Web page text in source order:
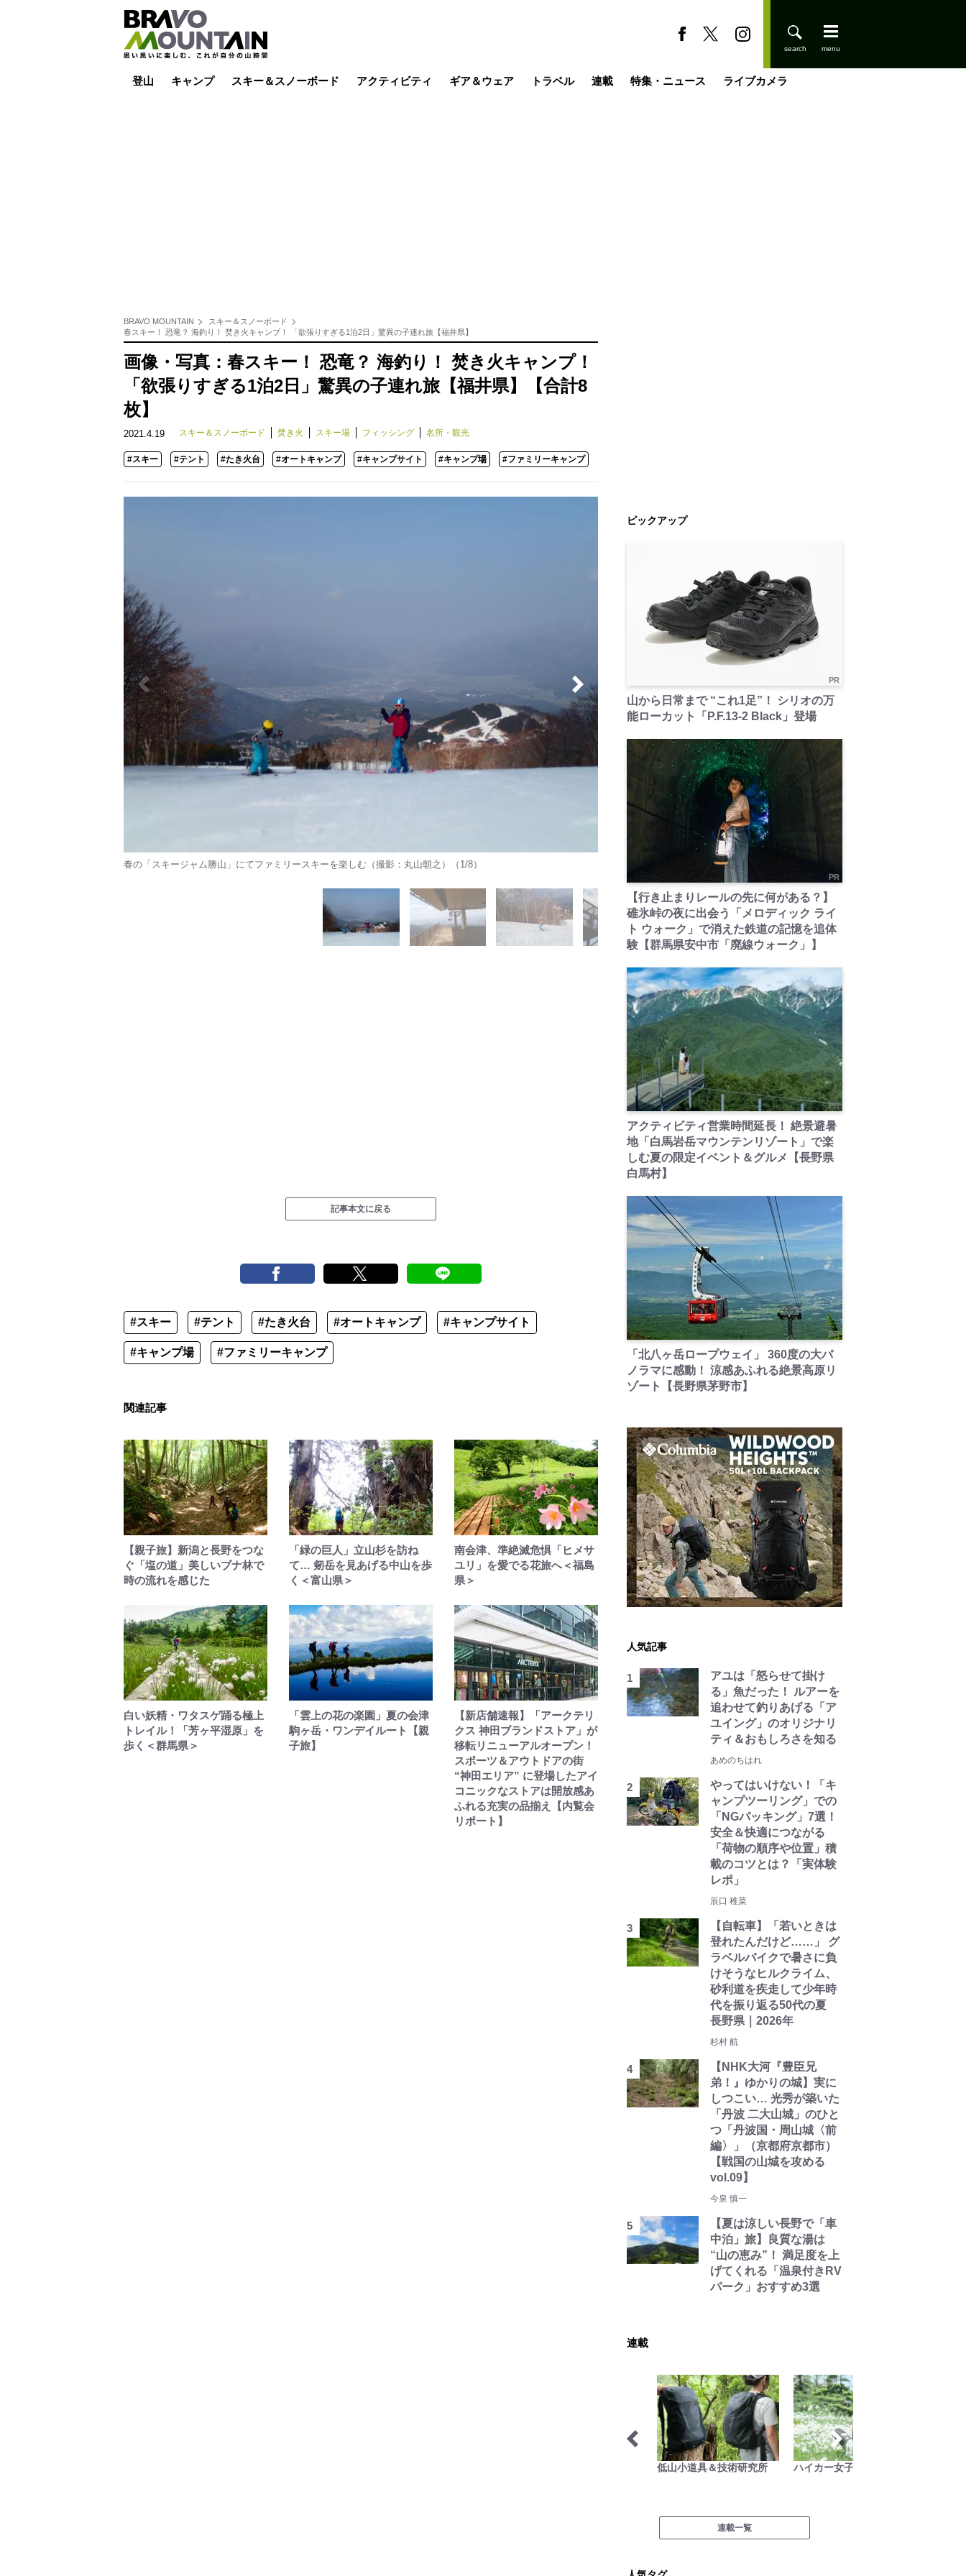
登山 キャンプ スキー＆スノーボード アクティビティ ギア＆ウェア トラベル 連載 特集・ニュース ライブカメラ
BRAVO MOUNTAIN
スキー＆スノーボード
春スキー！ 恐竜？ 海釣り！ 焚き火キャンプ！ 「欲張りすぎる1泊2日」驚異の子連れ旅【福井県】
画像・写真：春スキー！ 恐竜？ 海釣り！ 焚き火キャンプ！
「欲張りすぎる1泊2日」驚異の子連れ旅【福井県】【合計8
枚】
2021.4.19 スキー＆スノーボード 焚き火 スキー場 フィッシング 名所・観光
#スキー #テント #たき火台 #オートキャンプ #キャンプサイト #キャンプ場 #ファミリーキャンプ
春の「スキージャム勝山」にてファミリースキーを楽しむ（撮影：丸山朝之）（1/8）
記事本文に戻る
#スキー #テント #たき火台 #オートキャンプ #キャンプサイト
#キャンプ場 #ファミリーキャンプ
関連記事
【親子旅】新潟と長野をつな
ぐ「塩の道」美しいブナ林で
時の流れを感じた
「緑の巨人」立山杉を訪ね
て… 剱岳を見あげる中山を歩
く＜富山県＞
南会津、準絶滅危惧「ヒメサ
ユリ」を愛でる花旅へ＜福島
県＞
白い妖精・ワタスゲ踊る極上
トレイル！「芳ヶ平湿原」を
歩く＜群馬県＞
「雲上の花の楽園」夏の会津
駒ヶ岳・ワンデイルート【親
子旅】
【新店舗速報】「アークテリ
クス 神田ブランドストア」が
移転リニューアルオープン！
スポーツ＆アウトドアの街
“神田エリア” に登場したアイ
コニックなストアは開放感あ
ふれる充実の品揃え【内覧会
リポート】
ピックアップ
PR
山から日常まで “これ1足”！ シリオの万
能ローカット「P.F.13-2 Black」登場
PR
【行き止まりレールの先に何がある？】
碓氷峠の夜に出会う「メロディック ライ
ト ウォーク」で消えた鉄道の記憶を追体
験【群馬県安中市「廃線ウォーク」】
PR
アクティビティ営業時間延長！ 絶景避暑
地「白馬岩岳マウンテンリゾート」で楽
しむ夏の限定イベント＆グルメ【長野県
白馬村】
PR
「北八ヶ岳ロープウェイ」 360度の大パ
ノラマに感動！ 涼感あふれる絶景高原リ
ゾート【長野県茅野市】
人気記事
アユは「怒らせて掛け
る」魚だった！ ルアーを
追わせて釣りあげる「ア
ユイング」のオリジナリ
ティ＆おもしろさを知る
あめのちはれ
やってはいけない！「キ
ャンプツーリング」での
「NGパッキング」7選！
安全＆快適につながる
「荷物の順序や位置」積
載のコツとは？「実体験
レポ」
辰口 稚菜
【自転車】「若いときは
登れたんだけど……」 グ
ラベルバイクで暑さに負
けそうなヒルクライム、
砂利道を疾走して少年時
代を振り返る50代の夏
長野県｜2026年
杉村 航
【NHK大河『豊臣兄
弟！』ゆかりの城】実に
しつこい… 光秀が築いた
「丹波 二大山城」のひと
つ「丹波国・周山城〈前
編〉」（京都府京都市）
【戦国の山城を攻める
vol.09】
今泉 慎一
【夏は涼しい長野で「車
中泊」旅】良質な湯は
“山の恵み”！ 満足度を上
げてくれる「温泉付きRV
パーク」おすすめ3選
連載
低山小道具＆技術研究所 ハイカー女子の一杯
連載一覧